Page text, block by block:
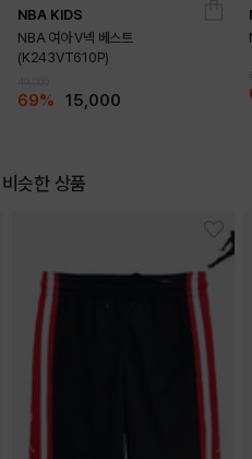
NBA KIDS
NBA 여아 V넥 베스트
(K243VT610P)
69% 15,000
슷한 상품